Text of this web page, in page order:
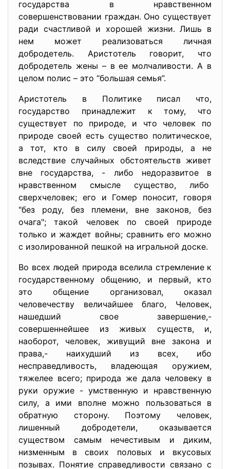
государства в нравственном
совершенствовании граждан. Оно существует
ради счастливой и хорошей жизни. Лишь в
нем может реализоваться личная
добродетель. Аристотель говорит, что
добродетель жены – в ее молчаливости. А в
целом полис – это “большая семья”.
Аристотель в Политике писал что,
государство принадлежит к тому, что
существует по природе, и что человек по
природе своей есть существо политическое,
а тот, кто в силу своей природы, а не
вследствие случайных обстоятельств живет
вне государства, - либо недоразвитое в
нравственном смысле существо, либо
сверхчеловек; его и Гомер поносит, говоря
"без роду, без племени, вне законов, без
очага"; такой человек по своей природе
только и жаждет войны; сравнить его можно
с изолированной пешкой на игральной доске.
Во всех людей природа вселила стремление к
государственному общению, и первый, кто
это общение организовал, оказал
человечеству величайшее благо, Человек,
нашедший свое завершение,-
совершеннейшее из живых существ, и,
наоборот, человек, живущий вне закона и
права,- наихудший из всех, ибо
несправедливость, владеющая оружием,
тяжелее всего; природа же дала человеку в
руки оружие - умственную и нравственную
силу, а ими вполне можно пользоваться в
обратную сторону. Поэтому человек,
лишенный добродетели, оказывается
существом самым нечестивым и диким,
низменным в своих половых и вкусовых
позывах. Понятие справедливости связано с